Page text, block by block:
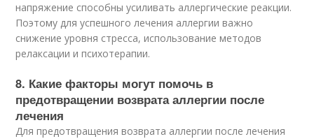
напряжение способны усиливать аллергические реакции.
Поэтому для успешного лечения аллергии важно
снижение уровня стресса, использование методов
релаксации и психотерапии.
8. Какие факторы могут помочь в
предотвращении возврата аллергии после
лечения
Для предотвращения возврата аллергии после лечения